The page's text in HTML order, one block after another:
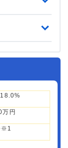
万円
※1